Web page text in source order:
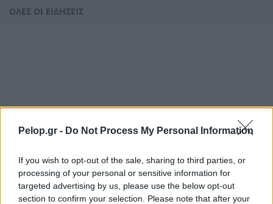
Pelop.gr - Do Not Process My Personal Information
If you wish to opt-out of the sale, sharing to third parties, or
processing of your personal or sensitive information for
targeted advertising by us, please use the below opt-out
section to confirm your selection. Please note that after your
νεαρούς νταήδες
Πάνω από ένα εκατ. ευρώ τα πρόστιμα από τις
αρχές του χρόνου, νέες συλλήψεις σε Κορινθία,
21:24 Ενίσχυση στη θέση «1» για τον Αίαντα ΑΣΑΑ
21:12
Ιράν: Όροι που «καίνε» για το άνοιγμα των
ΟΛΕΣ ΟΙ ΕΙΔΗΣΕΙΣ